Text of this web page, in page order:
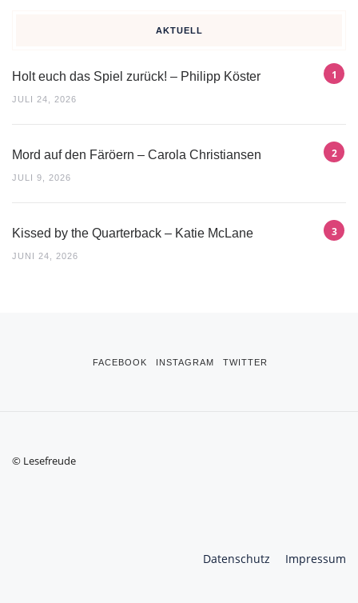
AKTUELL
Holt euch das Spiel zurück! – Philipp Köster
JULI 24, 2026
Mord auf den Färöern – Carola Christiansen
JULI 9, 2026
Kissed by the Quarterback – Katie McLane
JUNI 24, 2026
FACEBOOK INSTAGRAM TWITTER
© Lesefreude
Datenschutz Impressum